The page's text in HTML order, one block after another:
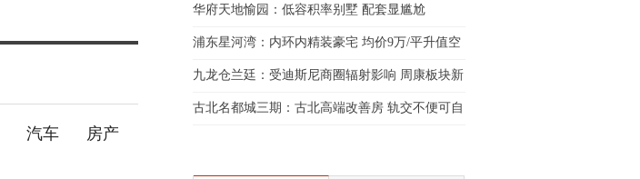
汽车 房产
华府天地愉园：低容积率别墅 配套显尴尬
浦东星河湾：内环内精装豪宅 均价9万/平升值空
间大
九龙仓兰廷：受迪斯尼商圈辐射影响 周康板块新
房看
古北名都城三期：古北高端改善房 轨交不便可自